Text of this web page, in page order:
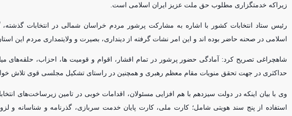
زیراکه خدمتگزاری مطلوب حق ملت عزیز ایران اسلامی است.
رئیس ستاد انتخابات کشور با اشاره به مشارکت پرشور مردم خراسان شمالی در انتخابات
اسلامی در صحنه حاضر بوده اند و این امر نشات گرفته از دینداری، بصیرت و ولایتمداری مردم این
شاهچراغی تصریح کرد: آمادگی حضور پرشور در تمام اقشار، اقوام و قومیت ها، احزاب، حلقه‌های
حداکثری در جهت تحقق منویات مقام معظم رهبری و همچنین در راستای تشکیل مجلسی قوی تلاش
وی با بیان اینکه در دولت سیزدهم با هم افزایی مسئولان، اقدامات خوبی در تامین زیرساخت‌های
استفاده از پنج سند هویتی شامل؛ کارت ملی، کارت پایان خدمت سربازی، گذرنامه و شناسانه و